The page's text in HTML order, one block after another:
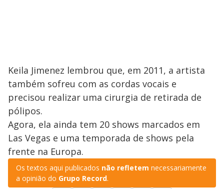
Keila Jimenez lembrou que, em 2011, a artista
também sofreu com as cordas vocais e
precisou realizar uma cirurgia de retirada de
pólipos.
Agora, ela ainda tem 20 shows marcados em
Las Vegas e uma temporada de shows pela
frente na Europa.
Os textos aqui publicados não refletem necessariamente
a opinião do Grupo Record.